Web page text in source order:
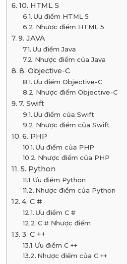
10. HTML 5
Ưu điểm HTML 5
Nhược điểm HTML 5
9. JAVA
Ưu điểm Java
Nhược điểm của Java
8. Objective-C
Ưu điểm Objective-C
Nhược điểm Objective-C
7. Swift
Ưu điểm của Swift
Nhược điểm của Swift
6. PHP
Ưu điểm của PHP
Nhược điểm của PHP
5. Python
Ưu điểm Python
Nhược điểm của Python
4. C #
Ưu điểm C #
C # Nhược điểm
3. C ++
Ưu điểm C ++
Nhược điểm của C ++